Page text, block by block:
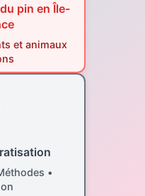
pin en Île-
et animaux
•